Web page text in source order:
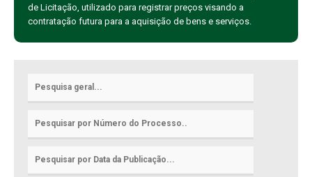
de Licitação, utilizado para registrar preços visando a
contratação futura para a aquisição de bens e serviços.